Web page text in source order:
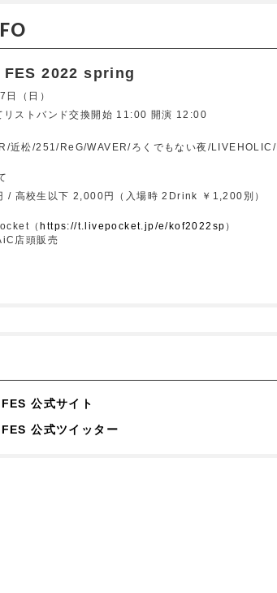
FES 2022 spring
（日）
リストバンド交換開始 11:00 開演 12:00
近松/251/ReG/WAVER/ろくでもない夜/
/ 高校生以下 2,000円（入場時 2Drink ￥1,200別）
（ https://t.livepocket.jp/e/kof2022sp ）
店頭販売
公式サイト
公式ツイッター